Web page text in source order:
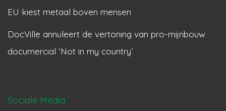
EU kiest metaal boven mensen
DocVille annuleert de vertoning van pro-mijnbouw
documercial ‘Not in my country’
Sociale Media